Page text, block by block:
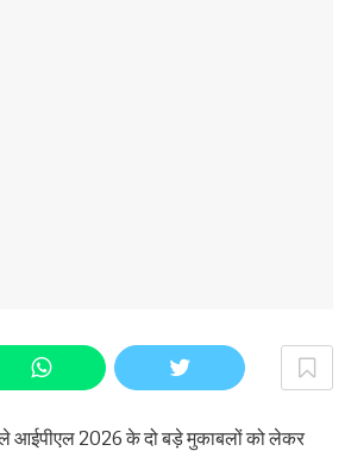
आईपीएल 2026 के दो बड़े मुकाबलों को लेकर